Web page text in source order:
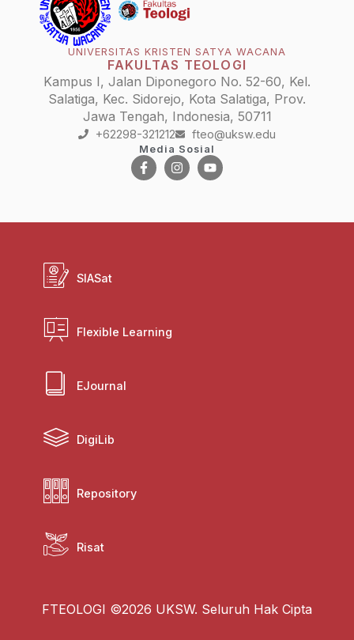
UNIVERSITAS KRISTEN SATYA WACANA
FAKULTAS TEOLOGI
Kampus I, Jalan Diponegoro No. 52-60, Kel.
Salatiga, Kec. Sidorejo, Kota Salatiga, Prov.
Jawa Tengah, Indonesia, 50711
+62298-321212 fteo@uksw.edu
Media Sosial
SIASat
Flexible Learning
EJournal
DigiLib
Repository
Risat
FTEOLOGI ©2026 UKSW. Seluruh Hak Cipta